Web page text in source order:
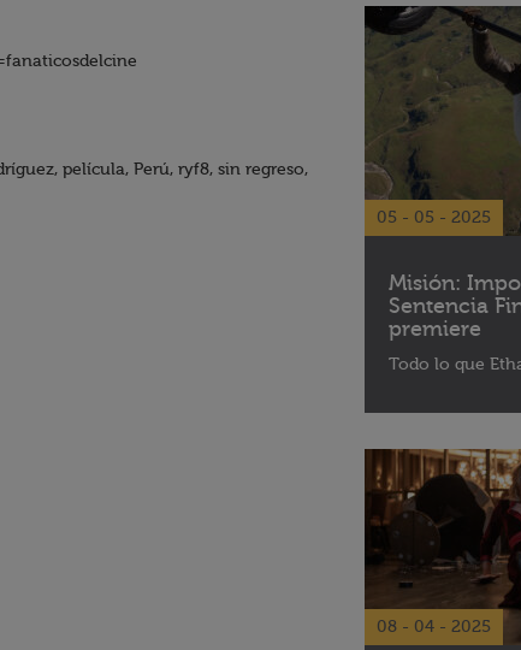
película, Perú, ryf8, sin regreso,
05 - 05 - 2025
Misión:
Sentencia
premiere
Todo lo que
08 - 04 - 2025